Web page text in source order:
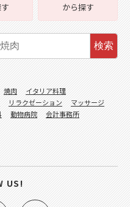
から探す
検索
焼肉
イタリア料理
リラクゼーション
マッサージ
動物病院
会計事務所
US!